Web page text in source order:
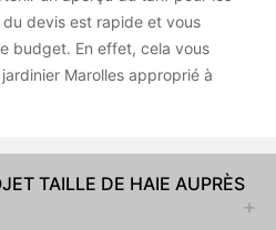
devis est rapide et vous
budget. En effet, cela vous
Marolles approprié à
TAILLE DE HAIE AUPRÈS